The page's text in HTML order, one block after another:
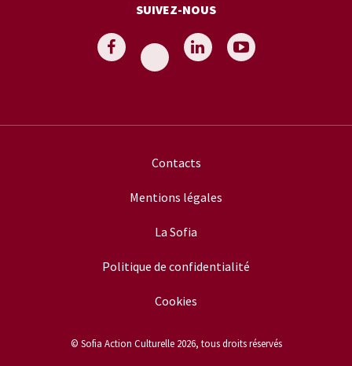
SUIVEZ-NOUS
Contacts
Mentions légales
La Sofia
Politique de confidentialité
Cookies
© Sofia Action Culturelle 2026, tous droits réservés